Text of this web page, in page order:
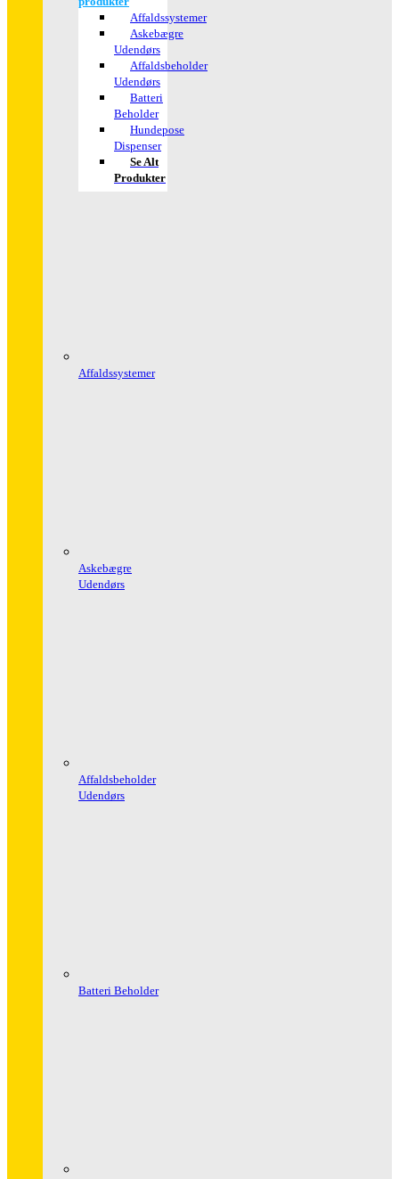
Affaldssystemer
Askebægre
Udendørs
Affaldsbeholder
Udendørs
Batteri
Beholder
Hundepose
Dispenser
Se Alt
Produkter
Affaldssystemer
Askebægre
Udendørs
Affaldsbeholder
Udendørs
Batteri Beholder